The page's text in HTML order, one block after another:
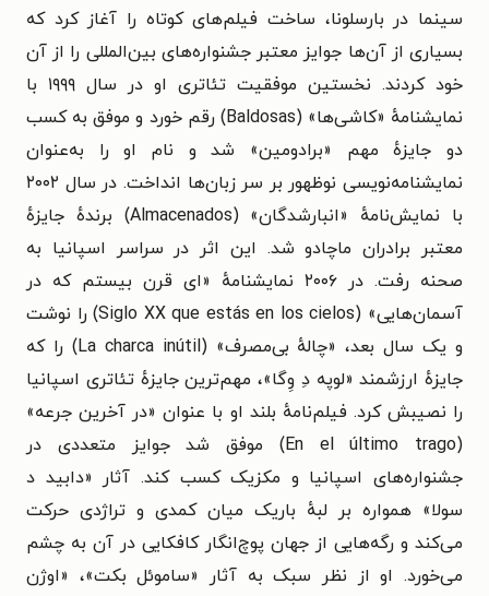
سینما در بارسلونا، ساخت فیلم‌های کوتاه را آغاز کرد که
بسیاری از آن‌ها جوایز معتبر جشنواره‌های بین‌المللی را از آن
خود کردند.
نخستین موفقیت تئاتری او در سال ۱۹۹۹ با
نمایشنامهٔ «کاشی‌ها» (Baldosas) رقم خورد و موفق به کسب
دو جایزهٔ مهم «برادومین» شد و نام او را به‌عنوان
نمایشنامه‌نویسی نوظهور بر سر زبان‌ها انداخت. در سال ۲۰۰۲
با نمایش‌نامهٔ «انبارشدگان» (Almacenados) برندهٔ جایزهٔ
معتبر برادران ماچادو شد. این اثر در سراسر اسپانیا به
صحنه رفت. در ۲۰۰۶ نمایشنامهٔ «ای قرن بیستم که در
آسمان‌هایی» (Siglo XX que estás en los cielos) را نوشت
و یک سال بعد، «چالهٔ بی‌مصرف» (La charca inútil) را که
جایزهٔ ارزشمند «لوپه دِ وِگا»، مهم‌ترین جایزهٔ تئاتری اسپانیا
را نصیبش کرد. فیلم‌نامهٔ بلند او با عنوان «در آخرین جرعه»
(
En el último trago) موفق شد جوایز متعددی در
جشنواره‌های اسپانیا و مکزیک کسب کند. آثار «دابید د
سولا» همواره بر لبهٔ باریک میان کمدی و تراژدی حرکت
می‌کند و رگه‌هایی از جهان پوچ‌انگار کافکایی در آن به چشم
می‌خورد. او از نظر سبک به آثار «ساموئل بکت»، «اوژن